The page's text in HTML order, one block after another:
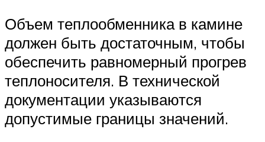
Объем теплообменника в камине
должен быть достаточным, чтобы
обеспечить равномерный прогрев
теплоносителя. В технической
документации указываются
допустимые границы значений.